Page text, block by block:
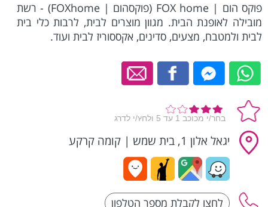
פוקס הום | FOX home (פוקסהום | FOXhome) - רשת
מובילה לאופנת הבית. מגוון מוצרים לבית, לרבות כלי בית
לבית ולמטבח, מצעים, סדינים, אקססוריז לבית ועוד.
יגאל אלון 1, בית שמש | קומה קרקע